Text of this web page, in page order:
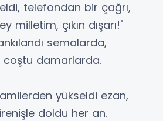
telefondan bir çağrı,
milletim, çıkın dışarı!"
semalarda,
coştu damarlarda.
yükseldi ezan,
doldu her an.